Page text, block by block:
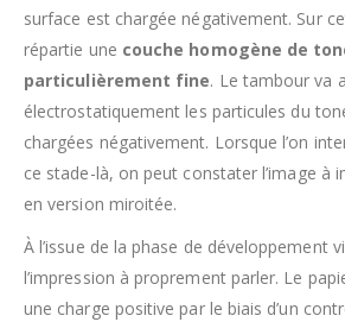
surface est chargée négativement. Sur
répartie une couche homogène de
particulièrement fine. Le tambour va
électrostatiquement les particules du
chargées négativement. Lorsque l’on
ce stade-là, on peut constater l’image à
en version miroitée.
À l’issue de la phase de développement
l’impression à proprement parler. Le
une charge positive par le biais d’un